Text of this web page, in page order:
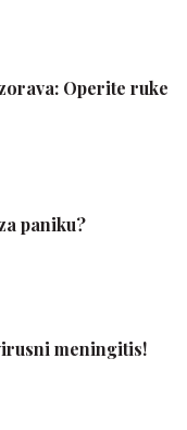
Operite ruke
paniku?
meningitis!